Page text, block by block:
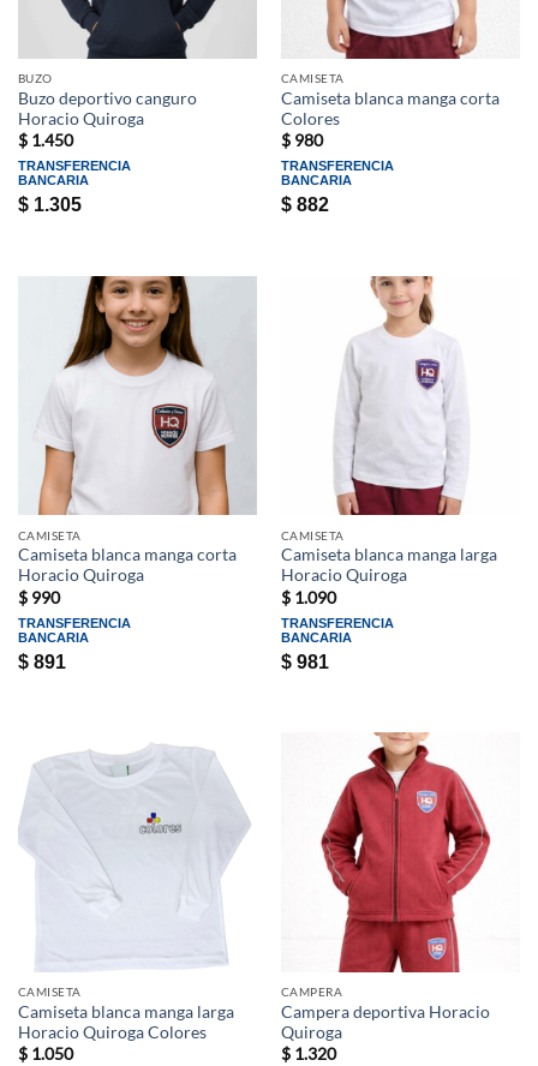
BUZO
Buzo deportivo canguro
Horacio Quiroga
$1.450
TRANSFERENCIA
BANCARIA
$1.305
CAMISETA
Camiseta blanca manga corta
Colores
$980
TRANSFERENCIA
BANCARIA
$882
CAMISETA
Camiseta blanca manga corta
Horacio Quiroga
$990
TRANSFERENCIA
BANCARIA
$891
CAMISETA
Camiseta blanca manga larga
Horacio Quiroga
$1.090
TRANSFERENCIA
BANCARIA
$981
CAMISETA
Camiseta blanca manga larga
Horacio Quiroga Colores
$1.050
CAMPERA
Campera deportiva Horacio
Quiroga
$1.320